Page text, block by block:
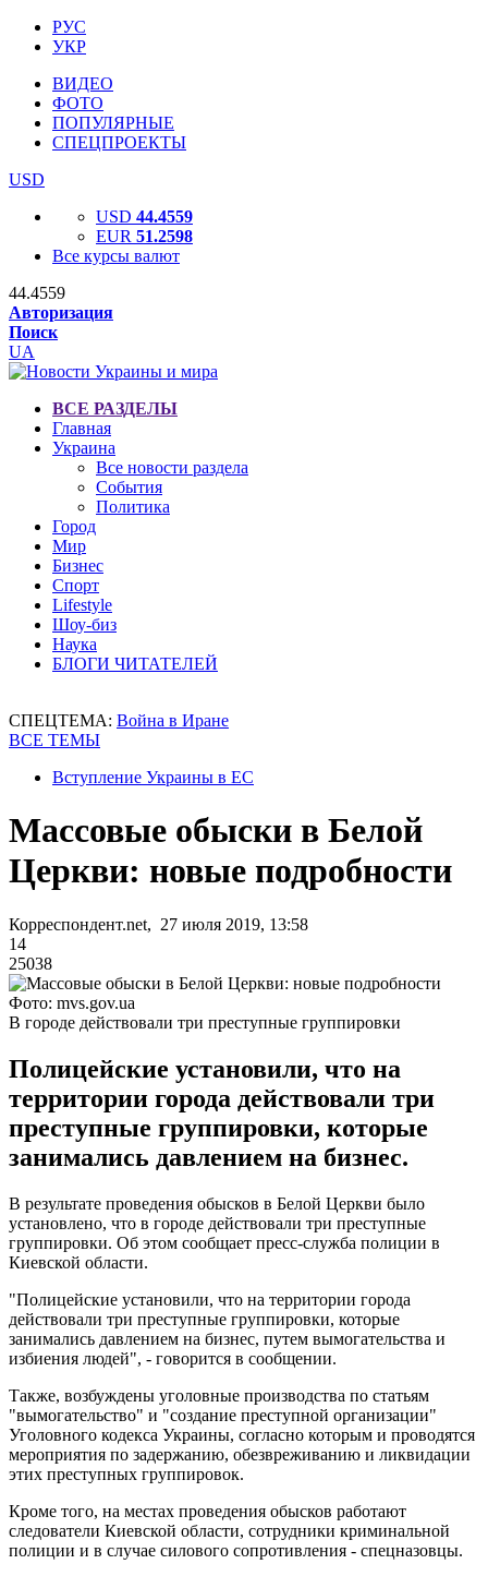
РУС
УКР
ВИДЕО
ФОТО
ПОПУЛЯРНЫЕ
СПЕЦПРОЕКТЫ
USD
USD 44.4559
EUR 51.2598
Все курсы валют
44.4559
Авторизация
Поиск
UA
ВСЕ РАЗДЕЛЫ
Главная
Украина
Все новости раздела
События
Политика
Город
Мир
Бизнес
Спорт
Lifestyle
Шоу-биз
Наука
БЛОГИ ЧИТАТЕЛЕЙ
СПЕЦТЕМА: Война в Иране
ВСЕ ТЕМЫ
Вступление Украины в ЕС
Массовые обыски в Белой
Церкви: новые подробности
Корреспондент.net, 27 июля 2019, 13:58
14
25038
Фото: mvs.gov.ua
В городе действовали три преступные группировки
Полицейские установили, что на
территории города действовали три
преступные группировки, которые
занимались давлением на бизнес.
В результате проведения обысков в Белой Церкви было
установлено, что в городе действовали три преступные
группировки. Об этом сообщает пресс-служба полиции в
Киевской области.
"Полицейские установили, что на территории города
действовали три преступные группировки, которые
занимались давлением на бизнес, путем вымогательства и
избиения людей", - говорится в сообщении.
Также, возбуждены уголовные производства по статьям
"вымогательство" и "создание преступной организации"
Уголовного кодекса Украины, согласно которым и проводятся
мероприятия по задержанию, обезвреживанию и ликвидации
этих преступных группировок.
Кроме того, на местах проведения обысков работают
следователи Киевской области, сотрудники криминальной
полиции и в случае силового сопротивления - спецназовцы.